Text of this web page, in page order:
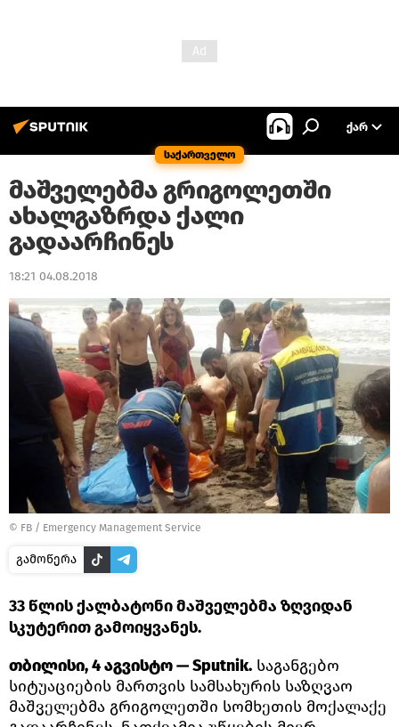
საქართველო
ᲥᲐᲠ
მაშველებმა გრიგოლეთში
ახალგაზრდა ქალი
გადაარჩინეს
18:21 04.08.2018
© FB / Emergency Management Service
გამოწერა
33 წლის ქალბატონი მაშველებმა ზღვიდან
სკუტერით გამოიყვანეს.
თბილისი, 4 აგვისტო — Sputnik. საგანგებო
სიტუაციების მართვის სამსახურის საზღვაო
მაშველებმა გრიგოლეთში სომხეთის მოქალაქე